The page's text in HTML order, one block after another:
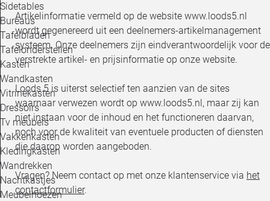
Sidetables
Bureaus
Tafelbladen
Tafelonderstellen
Kasten
Wandkasten
Vitrinekasten
Dressoirs
Tv meubels
Vakkenkasten
Kledingkasten
Wandrekken
Nachtkastjes
Meubelhoezen
Alle
Artikelinformatie vermeld op de website www.loods5.nl
wordt gegenereerd uit een deelnemers-artikelmanagement
systeem. Onze deelnemers zijn eindverantwoordelijk voor de
verstrekte artikel- en prijsinformatie op onze website.
Loods 5 is uiterst selectief ten aanzien van de sites
waarnaar verwezen wordt op www.loods5.nl, maar zij kan
niet instaan voor de inhoud en het functioneren daarvan,
noch voor de kwaliteit van eventuele producten of diensten
die daarop worden aangeboden.
Vragen? Neem contact op met onze klantenservice via het
contactformulier.